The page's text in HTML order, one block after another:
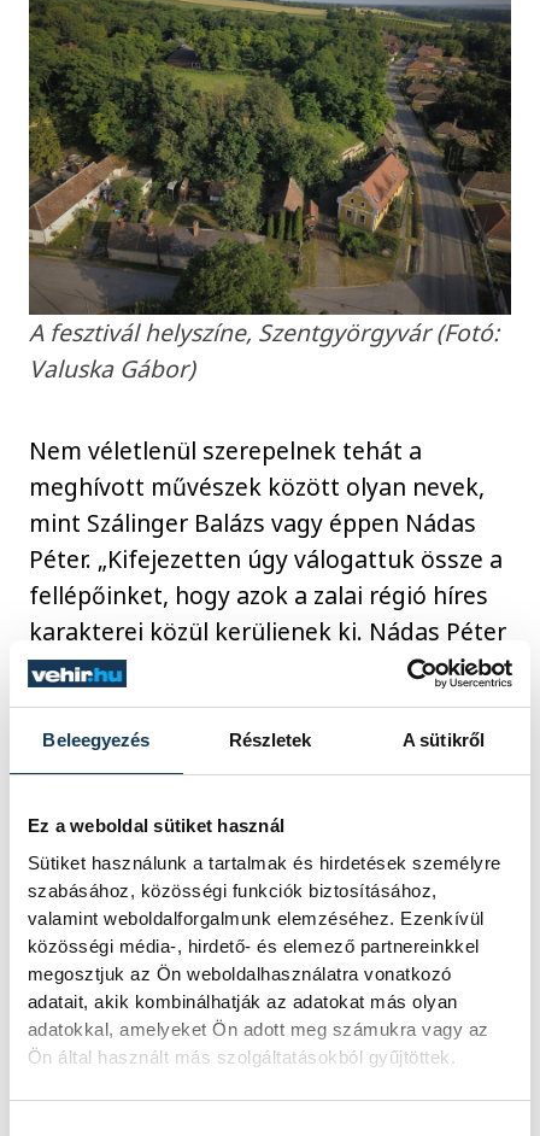
Beleegyezés Részletek A sütikről
Ez a weboldal sütiket használ
Sütiket használunk a tartalmak és hirdetések személyre
szabásához, közösségi funkciók biztosításához,
valamint weboldalforgalmunk elemzéséhez. Ezenkívül
közösségi média-, hirdető- és elemező partnereinkkel
megosztjuk az Ön weboldalhasználatra vonatkozó
adatait, akik kombinálhatják az adatokat más olyan
adatokkal, amelyeket Ön adott meg számukra vagy az
Ön által használt más szolgáltatásokból gyűjtöttek.
A fesztivál helyszíne, Szentgyörgyvár (Fotó:
Valuska Gábor)
Nem véletlenül szerepelnek tehát a
meghívott művészek között olyan nevek,
mint Szálinger Balázs vagy éppen Nádas
Péter. „Kifejezetten úgy válogattuk össze a
fellépőinket, hogy azok a zalai régió híres
karakterei közül kerüljenek ki. Nádas Péter
például Szentgyöngyvártól 40-50 percre,
Gombosszegen lakik, Bödőcs Tibor
Búcsúszentlászlón, Bereményi Géza pedig
évekig vezette a zalaegerszegi színházat.”
De nyugodtan említhetjük Ugron Zsolnát
is, akivel a fesztiváligazgató Balatonról,
nemesi családról, a velünk élő
hagyományról és a történelem
elbeszélhetőségéről beszélget majd, s aki
regényei révén kötődik a helyszínhez: az
Úriasszonyok-trilógia központi alakja
Báthory Anna, a fesztivál központját adó
Széchenyi Pincének pedig szintén köze volt